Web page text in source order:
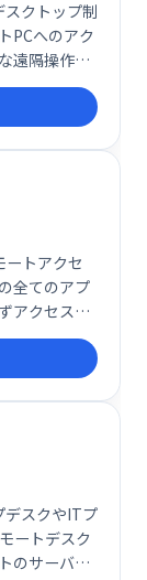
クトップ制
PCへのアク
遠隔操作を
トアクセ
全てのアプ
アクセスで
作性と安定
環境をサポ
ソコンを操
スクやITプ
ートデスク
のサーバー